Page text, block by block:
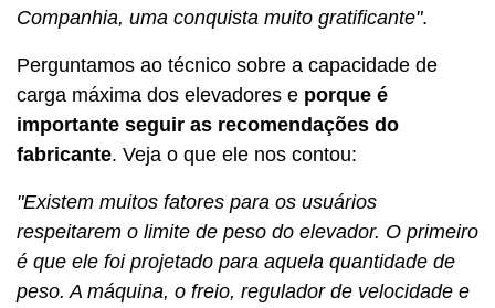
Companhia, uma conquista muito gratificante".
Perguntamos ao técnico sobre a capacidade de
carga máxima dos elevadores e porque é
importante seguir as recomendações do
fabricante. Veja o que ele nos contou:
"Existem muitos fatores para os usuários
respeitarem o limite de peso do elevador. O primeiro
é que ele foi projetado para aquela quantidade de
peso. A máquina, o freio, regulador de velocidade e